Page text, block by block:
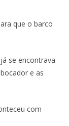
que o barco
se encontrava
e as
com